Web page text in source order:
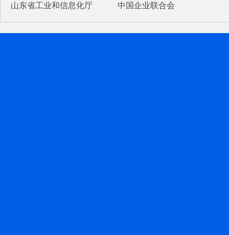
山东省工业和信息化厅 中国企业联合会